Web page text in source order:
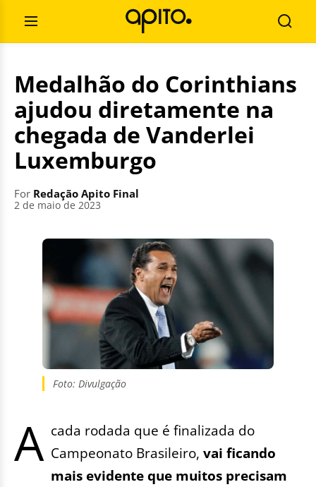
contentOpen
Menu
for:
Medalhão do Corinthians
ajudou diretamente na
chegada de Vanderlei
Luxemburgo
For Redação Apito Final
2 de maio de 2023
Foto: Divulgação
A cada rodada que é finalizada do
Campeonato Brasileiro,vai ficando
mais evidente que muitos precisam